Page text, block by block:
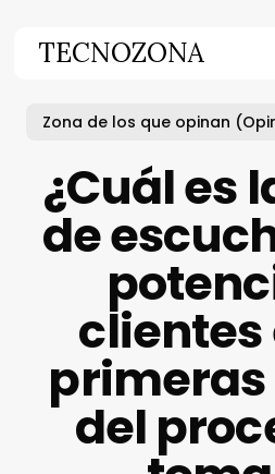
TECNOZONA
Zona de los que opinan
¿Cuál es
de
clientes
del